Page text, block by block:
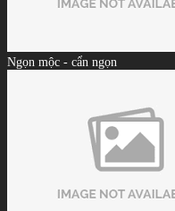
Ngọn mộc - cẩn ngọn